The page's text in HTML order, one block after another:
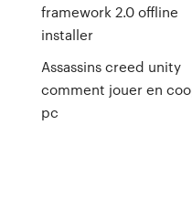
framework 2.0 offline
installer
Assassins creed unity
comment jouer en
pc